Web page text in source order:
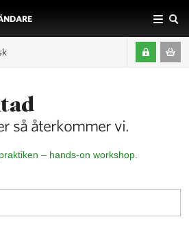
så återkommer vi.
– hands-on workshop.